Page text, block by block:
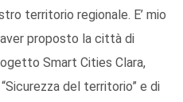
territorio regionale. E’ mio
proposto la città di
Smart Cities Clara,
del territorio” e di